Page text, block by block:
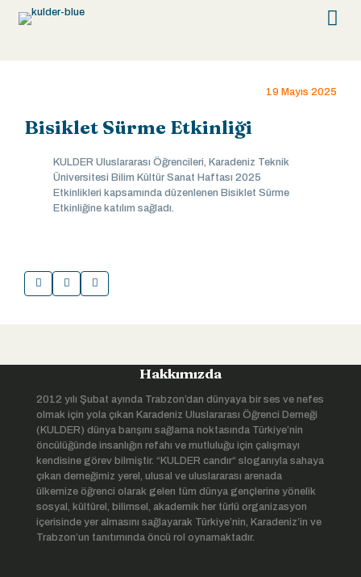
19 Mayıs 2025
Bisiklet Sürme Etkinliği
KULDER Uluslararası Öğrencileri, Karadeniz Teknik
Üniversitesi Bilim Kültür Sanat Haftası 2025
Etkinlikleri kapsamında düzenlenen Bisiklet Sürme
Etkinliğine katılım sağladı.
Hakkımızda
2012 yılı Şubat ayında Trabzon’dan dünyaya bir ses ve nefes
olmak için yola çıkan Karadeniz Uluslararası Öğrenci Derneği
(KULDER) dünya barışını sağlama noktasında Türkiye’nin
öncülüğünde insanlığın refahı ve mutluluğu için çalışmayı
kendisine görev bilmiştir. “KULDER candır“ sloganıyla sahaya
çıkan derneğimiz yerel, ulusal ve uluslararası arenada
ülkemize öğrenci olarak gelen tüm dünya gençlerine yönelik
sosyal, kültürel, bilimsel, akademik her türlü organizasyon
içerisinde yer almasını sağlayarak Türkiye’nin, Karadeniz’in ve
Trabzon’un tanıtımında öncü rol oynamaktadır.